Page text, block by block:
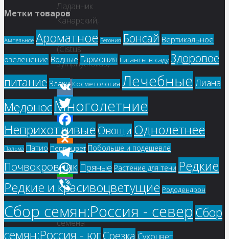
Ладанник
Канарский,
Кистус
(Cistus
symphytifolius)
VK
Twitter
Facebook
Odnoklassniki
Telegram
WhatsApp
Viber
Купить
семена
Метки товаров
Ампельное Ароматное Бегония Бонсай Вертикальное
озеленение Водные Гармония Гиганты в саду Здоровое
питание Злаки Косметология Лечебные Лиана
МедоносМноголетние
Неприхотливые Овощи Однолетнее
Пальма Патио Первоцвет Побольше и подешевле
Почвокровник Пряные Растение для тени Редкие
Редкие и красивоцветущие Рододендрон
Сбор семян:Россия - северСбор
семян:Россия - югСрезка Сухоцвет